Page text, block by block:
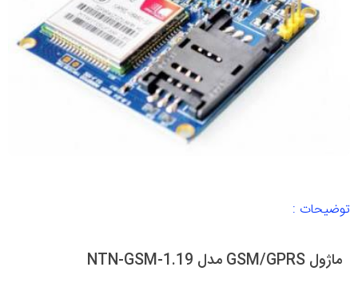
توضیحات :
ماژول GSM/GPRS مدل NTN-GSM-1.19